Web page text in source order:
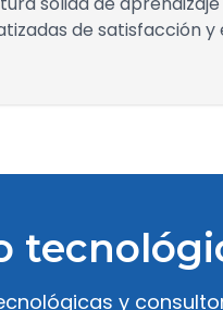
de satisfacción
y